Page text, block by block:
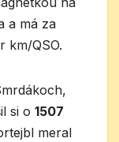
a má za
km/QSO.
si o 1507
meral